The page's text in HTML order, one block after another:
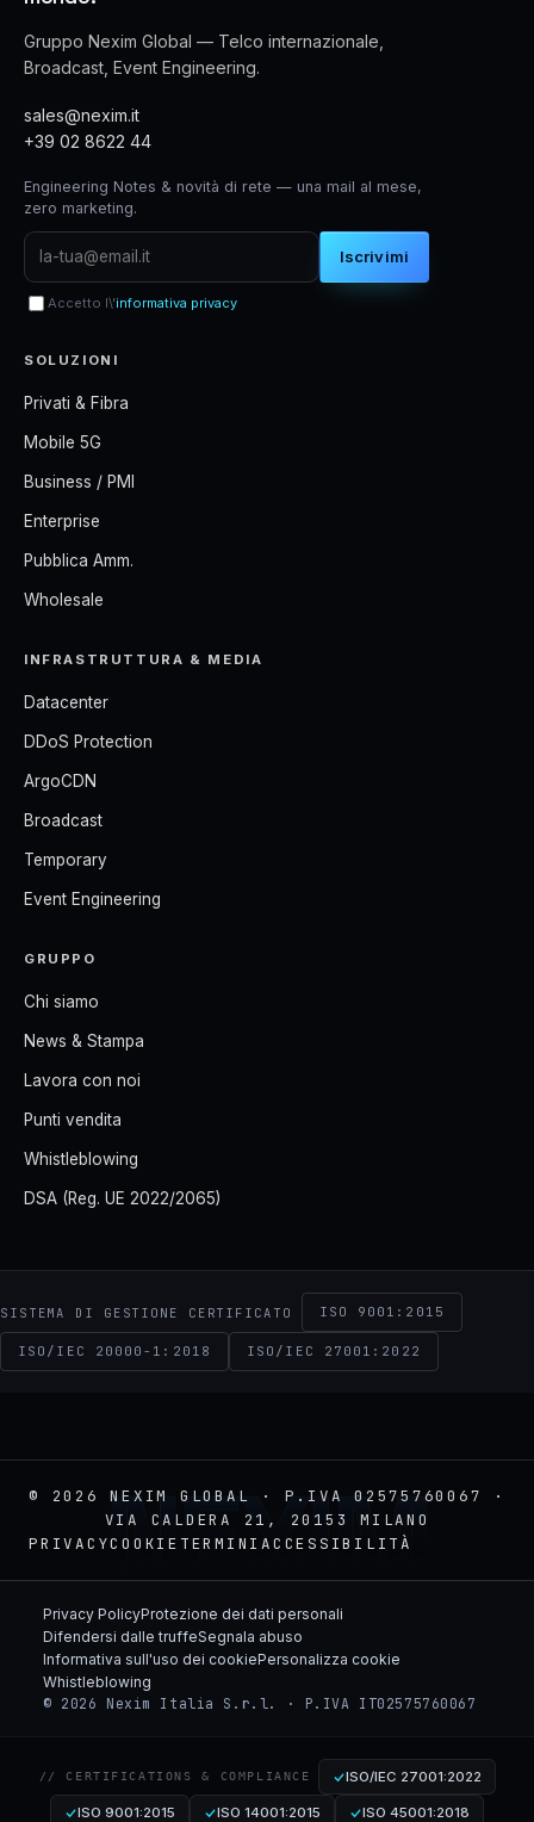
Gruppo Nexim Global — Telco internazionale,
Broadcast, Event Engineering.
sales@nexim.it
+39 02 8622 44
Engineering Notes & novità di rete — una mail al mese,
zero marketing.
Iscrivimi
Accetto l\'informativa privacy
SOLUZIONI
Privati & Fibra
Mobile 5G
Business / PMI
Enterprise
Pubblica Amm.
Wholesale
INFRASTRUTTURA & MEDIA
Datacenter
DDoS Protection
ArgoCDN
Broadcast
Temporary
Event Engineering
GRUPPO
Chi siamo
News & Stampa
Lavora con noi
Punti vendita
Whistleblowing
DSA (Reg. UE 2022/2065)
SISTEMA DI GESTIONE CERTIFICATO ISO 9001:2015
ISO/IEC 20000-1:2018 ISO/IEC 27001:2022
© 2026 NEXIM GLOBAL · P.IVA 02575760067 ·
VIA CALDERA 21, 20153 MILANO
PRIVACYCOOKIE TERMINI ACCESSIBILITÀ
NEXIM
Privacy PolicyProtezione dei dati personali
Difendersi dalle truffeSegnala abuso
Informativa sull'uso dei cookiePersonalizza cookie
Whistleblowing
© 2026 Nexim Italia S.r.l. · P.IVA IT02575760067
// CERTIFICATIONS & COMPLIANCE ISO/IEC 27001:2022
ISO 9001:2015 ISO 14001:2015 ISO 45001:2018